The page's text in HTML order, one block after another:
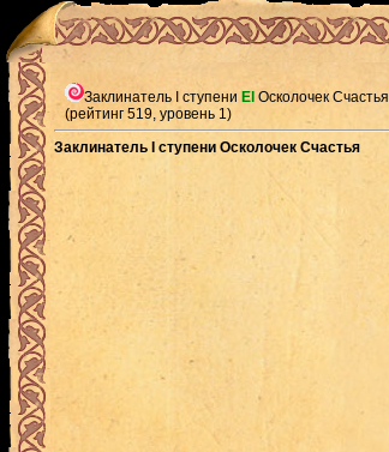
Заклинатель I ступени El Осколочек Счастья
(рейтинг 519, уровень 1)
Заклинатель I ступени Осколочек Счастья